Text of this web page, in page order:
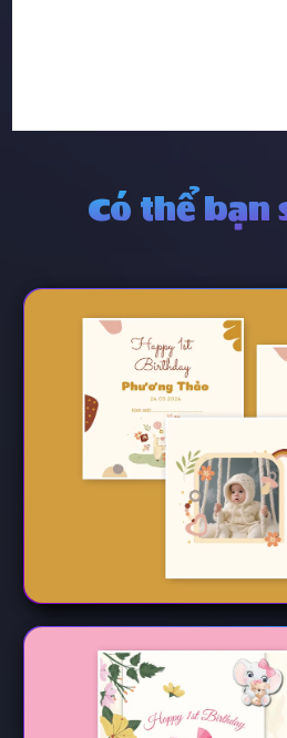
Có thể bạn